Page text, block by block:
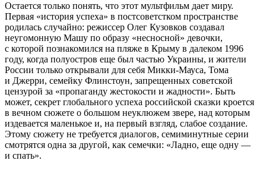
Остается только понять, что этот мультфильм дает миру.
Первая «история успеха» в постсоветстком пространстве
родилась случайно: режиссер Олег Кузовков создавал
неугомонную Машу по образу «несносной» девочки,
с которой познакомился на пляже в Крыму в далеком 1996
году, когда полуостров еще был частью Украины, и жители
России только открывали для себя Микки-Мауса, Тома
и Джерри, семейку Флинстоун, запрещенных советской
цензурой за «пропаганду жестокости и жадности». Быть
может, секрет глобального успеха российской сказки кроется
в вечном сюжете о большом неуклюжем звере, над которым
издевается маленькое и, на первый взгляд, слабое создание.
Этому сюжету не требуется диалогов, семиминутные серии
смотрятся одна за другой, как семечки: «Ладно, еще одну —
и спать».